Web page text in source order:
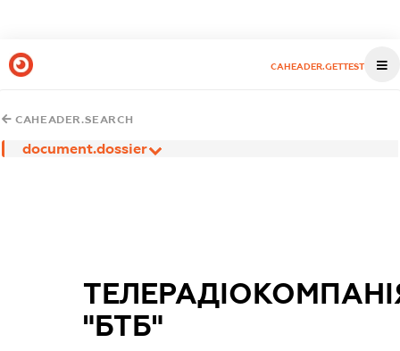
CAHEADER.GETTEST
CAHEADER.SEARCH
document.dossier
"БТБ"